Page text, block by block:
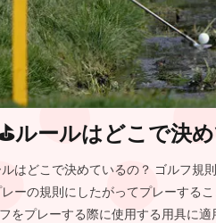
ルールはどこで決
はどこで決めているの？ ゴルフ規
ーの規則にしたがってプレーする
をプレーする際に使用する用具に